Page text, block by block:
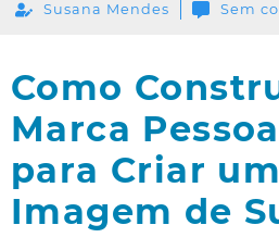
Susana Mendes Sem
Como
Marca
para Criar
Imagem de